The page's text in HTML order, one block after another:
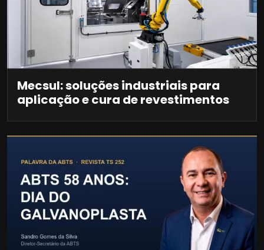
Mecsul: soluções industriais para
aplicação e cura de revestimentos